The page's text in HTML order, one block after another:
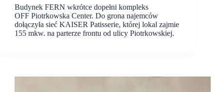
Budynek FERN wkrótce dopełni kompleks
OFF Piotrkowska Center. Do grona najemców
dołączyła sieć KAISER Patisserie, której lokal zajmie
155 mkw. na parterze frontu od ulicy Piotrkowskiej.